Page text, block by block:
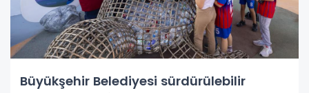
Büyükşehir Belediyesi sürdürülebilir